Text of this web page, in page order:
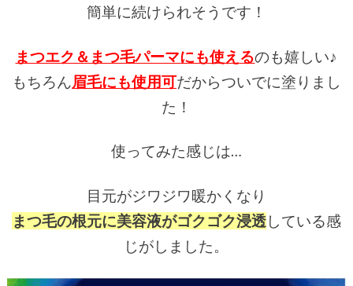
簡単に続けられそうです！
まつエク＆まつ毛パーマにも使えるのも嬉しい♪
もちろん眉毛にも使用可だからついでに塗りまし
た！
使ってみた感じは…
目元がジワジワ暖かくなり
まつ毛の根元に美容液がゴクゴク浸透している感
じがしました。